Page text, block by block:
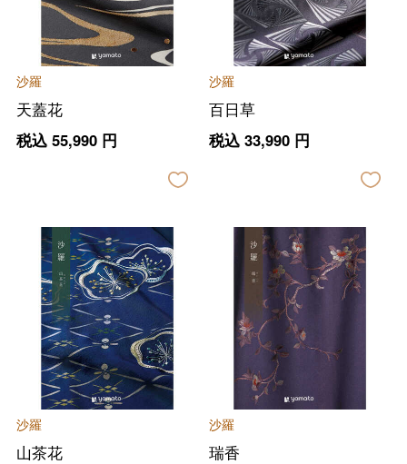
沙羅
天蓋花
税込 55,990円
沙羅
百日草
税込 33,990円
沙羅
山茶花
沙羅
瑞香